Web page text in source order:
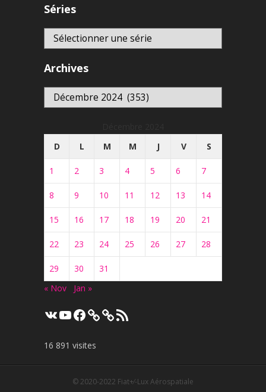
Séries
Archives
Archives
D
L M M J V S
1 2 3 4 5 6 7
8 9 10 11 12 13 14
15 16 17 18 19 20 21
22 23 24 25 26 27 28
29 30
31
« Nov
Jan »
VK YouTube
Facebook Flux
RSS
16 891 visites
© 2020-2022 Fiat+⁄-Lux Aérospatiale